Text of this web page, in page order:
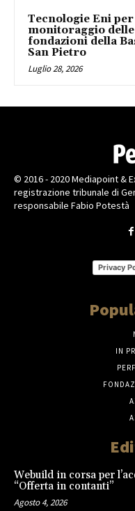
Tecnologie Eni
monitoraggio delle
fondazioni della
San Pietro
Luglio 28, 2026
© 2016 - 2020 Mediapoint &
registrazione tribunale di
responsabile Fabio Potestà
Privacy
IN
Webuild in corsa per
“Offerta in contanti”
Agosto 4, 2026